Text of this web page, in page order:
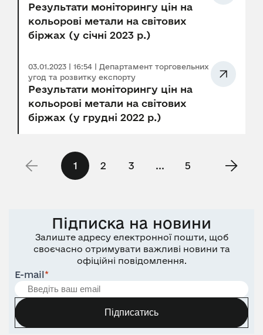
Результати моніторингу цін на
кольорові метали на світових
біржах (у січні 2023 р.)
03.01.2023 | 16:54 | Департамент торговельних
угод та розвитку експорту
Результати моніторингу цін на
кольорові метали на світових
біржах (у грудні 2022 р.)
1 2 3 ... 5
Підписка на новини
Залиште адресу електронної пошти, щоб
своєчасно отримувати важливі новини та
офіційні повідомлення.
E-mail*
Підписатись